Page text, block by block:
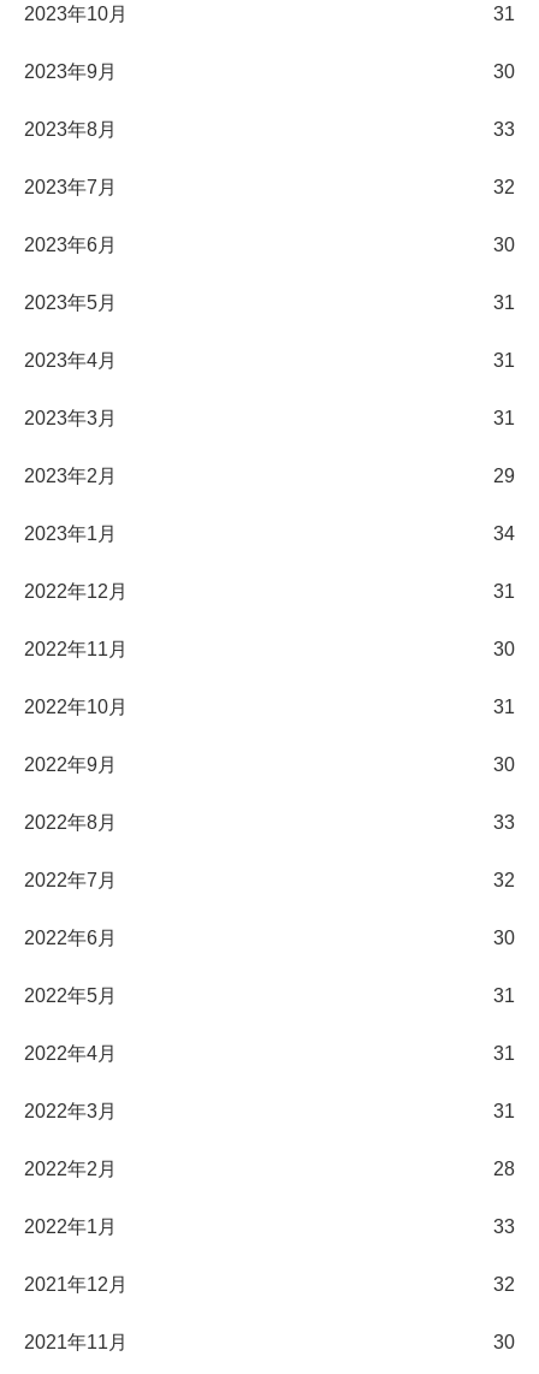
2023年10月 31
2023年9月 30
2023年8月 33
2023年7月 32
2023年6月 30
2023年5月 31
2023年4月 31
2023年3月 31
2023年2月 29
2023年1月 34
2022年12月 31
2022年11月 30
2022年10月 31
2022年9月 30
2022年8月 33
2022年7月 32
2022年6月 30
2022年5月 31
2022年4月 31
2022年3月 31
2022年2月 28
2022年1月 33
2021年12月 32
2021年11月 30